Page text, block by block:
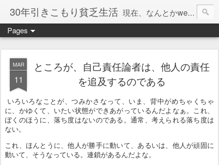
30年引きこもり貧乏生活 現在、なんとかweb系の仕事で食べています。このブログで扱う問題は「この世とはなにか」「人生とはなにか」「人間とはなにか」「強迫神経症の原因と解決法」「うつ病の原因と寄り添う方法」「家族の問題」などについてです。
Pages
MAR
11
ところが、自己責任論者は、他人の責任
を追及するのである
いろいろなことが、つみかさなって、いま、背中がめちゃくちゃ
に、かゆくて、いたい状態ができあがっているんだよなぁ。これ、
ぼくのほうに、落ち度はないのである。通常、考えられる落ち度は
ない。
これ、ほんとうに、他人が勝手に動いて、あるいは、他人が頑固に
動いて、そうなっている。連鎖があるんだよな。